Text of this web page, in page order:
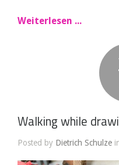
Weiterlesen ...
Walking while
Posted by Dietrich Schulze